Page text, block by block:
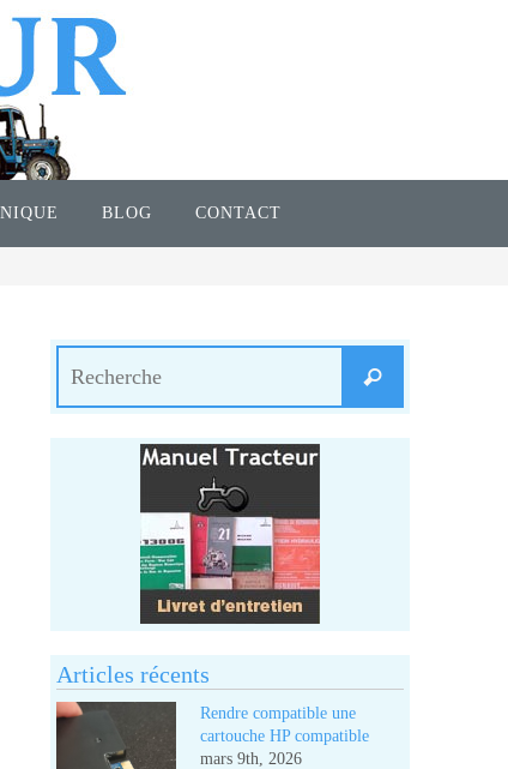
BLOG CONTACT
Recherche
Articles récents
Rendre compatible une
cartouche HP compatible
mars 9th, 2026